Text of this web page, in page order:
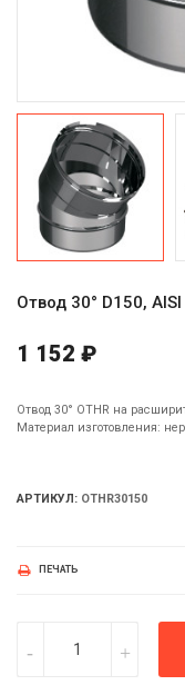
Отвод 30° D150,
1 152 ₽
Отвод 30° OTHR на
Материал изготовления:
АРТИКУЛ: OTHR30150
ПЕЧАТЬ